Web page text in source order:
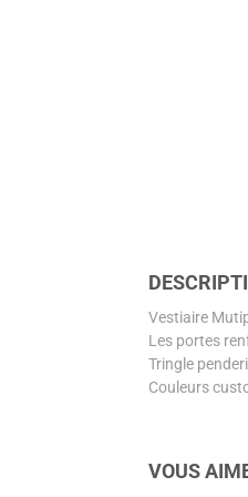
Vestiaire
Les portes
Tringle
Couleurs
VOUS